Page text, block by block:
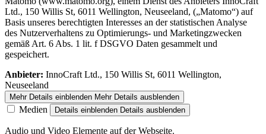
Ltd., 150 Willis St, 6011 Wellington, Neuseeland, („Matomo“) auf
Basis unseres berechtigten Interesses an der statistischen Analyse
des Nutzerverhaltens zu Optimierungs- und Marketingzwecken
gemäß Art. 6 Abs. 1 lit. f DSGVO Daten gesammelt und
gespeichert.
Anbieter: InnoCraft Ltd., 150 Willis St, 6011 Wellington,
Neuseeland
Mehr Details einblenden Mehr Details ausblenden
Medien Details einblenden Details ausblenden
Audio und Video Elemente auf der Webseite.